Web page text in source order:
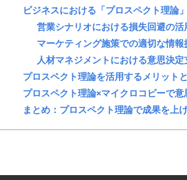
ビジネスにおける「プロスペクト理論
営業シナリオにおける損失回避の活
マーケティング施策での適切な情報
人材マネジメントにおける意思決定
プロスペクト理論を活用するメリット
プロスペクト理論×マイクロコピーで
まとめ：プロスペクト理論で成果を上